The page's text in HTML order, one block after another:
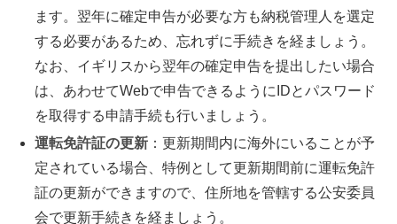
ます。翌年に確定申告が必要な方も納税管理人を選定
する必要があるため、忘れずに手続きを経ましょう。
なお、イギリスから翌年の確定申告を提出したい場合
は、あわせてWebで申告できるようにIDとパスワード
を取得する申請手続も行いましょう。
運転免許証の更新 ：更新期間内に海外にいることが予
定されている場合、特例として更新期間前に運転免許
証の更新ができますので、住所地を管轄する公安委員
会で更新手続きを経ましょう。